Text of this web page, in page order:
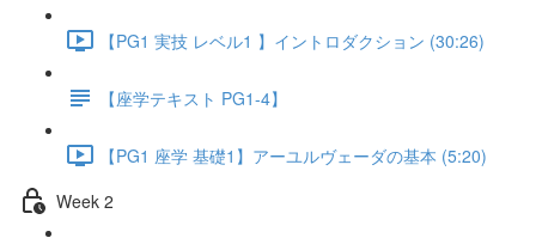
【PG1 実技 レベル1 】イントロダクション (30:26)
【座学テキスト PG1-4】
【PG1 座学 基礎1】アーユルヴェーダの基本 (5:20)
Week 2